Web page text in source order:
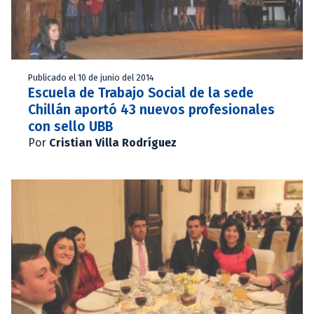
Publicado el 10 de junio del 2014
Escuela de Trabajo Social de la sede
Chillán aportó 43 nuevos profesionales
con sello UBB
Por Cristian Villa Rodríguez